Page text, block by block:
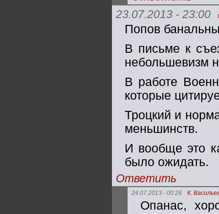
23.07.2013 - 23:00
Попов
В письме к
небольшевизм
В работе
которые
Троцкий и
меньшинств.
И вообще это
было ожидать.
Ответить
24.07.2013 - 00:26 К.
Опанас,